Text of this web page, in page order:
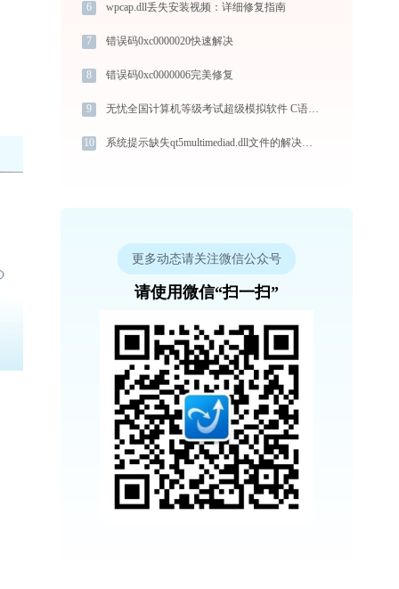
6 wpcap.dll丢失安装视频：详细修复指南
7 错误码0xc0000020快速解决
8 错误码0xc0000006完美修复
9 无忧全国计算机等级考试超级模拟软件 C语言 exam.exe系统错误libgcc_s_dw2-1.dll丢失如何解决
10 系统提示缺失qt5multimediad.dll文件的解决方法
更多动态请关注微信公众号
请使用微信“扫一扫”